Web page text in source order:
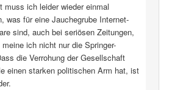
muss ich leider wieder einmal
was für eine Jauchegrube Internet-
sind, auch bei seriösen Zeitungen,
ich nicht nur die Springer-
die Verrohung der Gesellschaft
einen starken politischen Arm hat, ist